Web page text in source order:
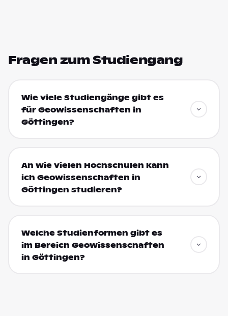
Fragen zum Studiengang
Wie viele Studiengänge gibt es
für Geowissenschaften in
Göttingen?
An wie vielen Hochschulen kann
ich Geowissenschaften in
Göttingen studieren?
Welche Studienformen gibt es
im Bereich Geowissenschaften
in Göttingen?